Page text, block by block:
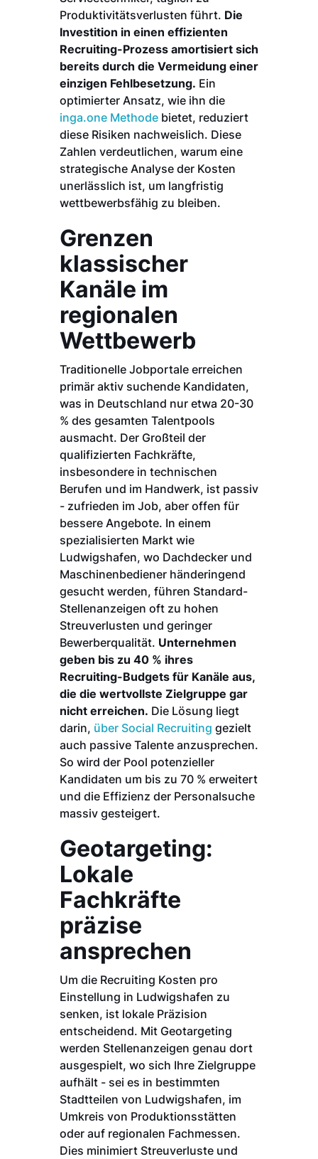
Produktivitätsverlusten führt. Die
Investition in einen effizienten
Recruiting-Prozess amortisiert sich
bereits durch die Vermeidung einer
einzigen Fehlbesetzung. Ein
optimierter Ansatz, wie ihn die
inga.one Methode bietet, reduziert
diese Risiken nachweislich. Diese
Zahlen verdeutlichen, warum eine
strategische Analyse der Kosten
unerlässlich ist, um langfristig
wettbewerbsfähig zu bleiben.
Grenzen
klassischer
Kanäle im
regionalen
Wettbewerb
Traditionelle Jobportale erreichen
primär aktiv suchende Kandidaten,
was in Deutschland nur etwa 20-30
% des gesamten Talentpools
ausmacht. Der Großteil der
qualifizierten Fachkräfte,
insbesondere in technischen
Berufen und im Handwerk, ist passiv
- zufrieden im Job, aber offen für
bessere Angebote. In einem
spezialisierten Markt wie
Ludwigshafen, wo Dachdecker und
Maschinenbediener händeringend
gesucht werden, führen Standard-
Stellenanzeigen oft zu hohen
Streuverlusten und geringer
Bewerberqualität. Unternehmen
geben bis zu 40 % ihres
Recruiting-Budgets für Kanäle aus,
die die wertvollste Zielgruppe gar
nicht erreichen. Die Lösung liegt
darin, über Social Recruiting gezielt
auch passive Talente anzusprechen.
So wird der Pool potenzieller
Kandidaten um bis zu 70 % erweitert
und die Effizienz der Personalsuche
massiv gesteigert.
Geotargeting:
Lokale
Fachkräfte
präzise
ansprechen
Um die Recruiting Kosten pro
Einstellung in Ludwigshafen zu
senken, ist lokale Präzision
entscheidend. Mit Geotargeting
werden Stellenanzeigen genau dort
ausgespielt, wo sich Ihre Zielgruppe
aufhält - sei es in bestimmten
Stadtteilen von Ludwigshafen, im
Umkreis von Produktionsstätten
oder auf regionalen Fachmessen.
Dies minimiert Streuverluste und